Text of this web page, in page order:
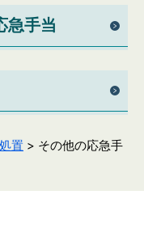
急手当
置 > その他の応急手